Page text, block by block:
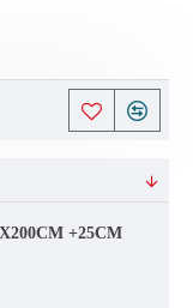
+25CM